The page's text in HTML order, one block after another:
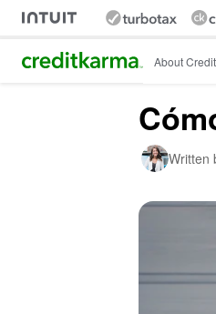
Intuit Credit Karma About
Written